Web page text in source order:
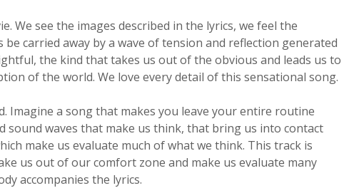
We see the images described in the lyrics, we feel the
carried away by a wave of tension and reflection generated
the kind that takes us out of the obvious and leads us to
of the world. We love every detail of this sensational song.
Imagine a song that makes you leave your entire routine
sound waves that make us think, that bring us into contact
make us evaluate much of what we think. This track is
us out of our comfort zone and make us evaluate many
accompanies the lyrics.